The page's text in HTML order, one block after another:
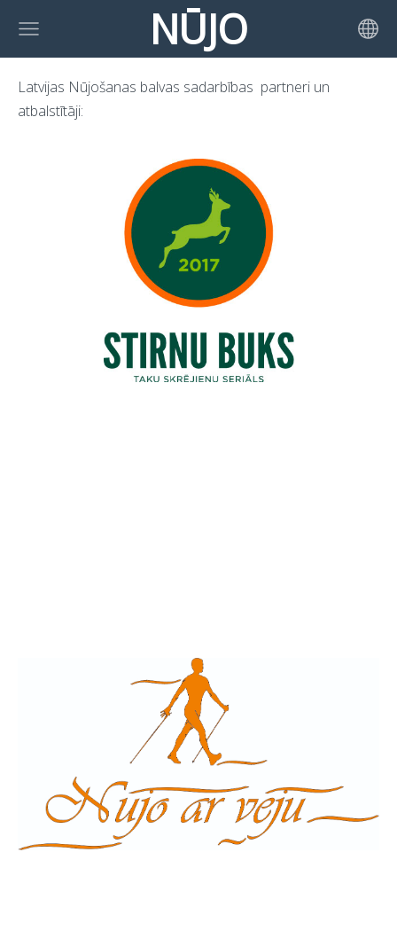
NŪJO
Latvijas Nūjošanas balvas sadarbības partneri un
atbalstītāji: